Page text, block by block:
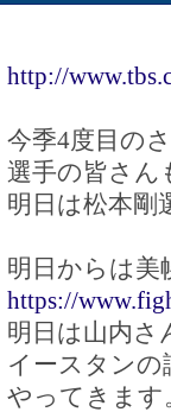
http://
今季4度目の
選手の皆さん
明日は松本剛
明日からは
https://
明日は山内さ
イースタン
やってきます